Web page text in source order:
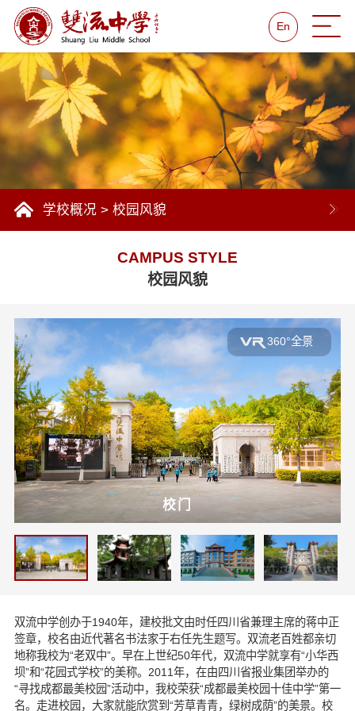
En
学校概况 >校园风貌
CAMPUS STYLE
校园风貌
360°全景
校门
双流中学创办于1940年，建校批文由时任四川省兼理主席的蒋中正
签章，校名由近代著名书法家于右任先生题写。双流老百姓都亲切
地称我校为“老双中”。早在上世纪50年代，双流中学就享有“小华西
坝”和“花园式学校”的美称。2011年，在由四川省报业集团举办的
“寻找成都最美校园”活动中，我校荣获“成都最美校园十佳中学”第一
名。走进校园，大家就能欣赏到“芳草青青，绿树成荫”的美景。校